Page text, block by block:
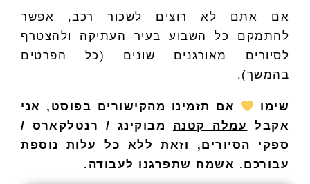
אם אתם לא רוצים לשכור רכב, אפשר
להתמקם כל השבוע בעיר העתיקה ולהצטרף
לסיורים מאורגנים שונים (כל הפרטים
בהמשך).
שימו
אם תזמינו מהקישורים בפוסט, אני
אקבל
עמלה קטנה מבוקינג / רנטלקארס /
ספקי הסיורים, וזאת ללא כל עלות נוספת
עבורכם. אשמח שתפרגנו לעבודה.